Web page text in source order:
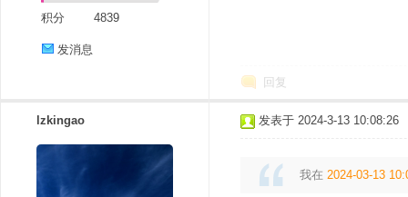
积分 4839
发消息
回复
lzkingao 发表于 2024-3-13 10:08:26
我在 2024-03-13